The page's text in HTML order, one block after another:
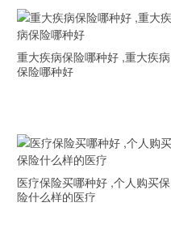
重大疾病保险哪种好 ,重大疾病
保险哪种好
医疗保险买哪种好 ,个人购买保
险什么样的医疗